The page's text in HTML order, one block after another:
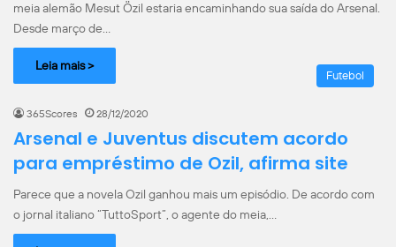
meia alemão Mesut Özil estaria encaminhando sua saída do Arsenal.
Desde março de…
Leia mais >
Futebol
365Scores 28/12/2020
Arsenal e Juventus discutem acordo
para empréstimo de Ozil, afirma site
Parece que a novela Ozil ganhou mais um episódio. De acordo com
o jornal italiano “TuttoSport”, o agente do meia,…